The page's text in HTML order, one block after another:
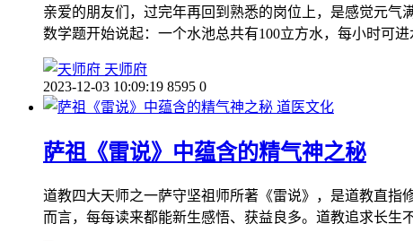
亲爱的朋友们，过完年再回到熟悉的岗位上，是感觉元
数学题开始说起：一个水池总共有100立方水，每小时可
天师府
2023-12-03 10:09:19 8595 0
道医文化
萨祖《雷说》中蕴含的精气神之秘
道教四大天师之一萨守坚祖师所著《雷说》，是道教直
而言，每每读来都能新生感悟、获益良多。道教追求长生